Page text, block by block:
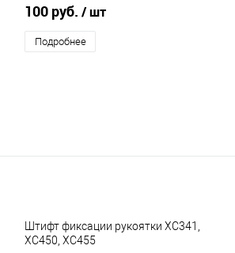
100 руб. / шт
Подробнее
Штифт фиксации рукоятки XC341,
XC450, XC455